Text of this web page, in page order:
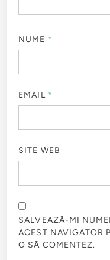
NUME *
EMAIL *
SITE WEB
SALVEAZĂ-MI
ACEST NAVIGATOR
O SĂ COMENTEZ.